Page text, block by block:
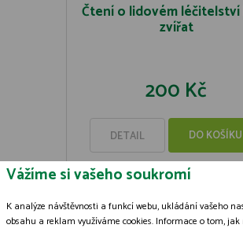
Čtení o lidovém léčitelství
zvířat
200 Kč
DETAIL DO KOŠÍKU
Vážíme si vašeho soukromí
K analýze návštěvnosti a funkcí webu, ukládání vašeho
obsahu a reklam využíváme cookies. Informace o tom, jak